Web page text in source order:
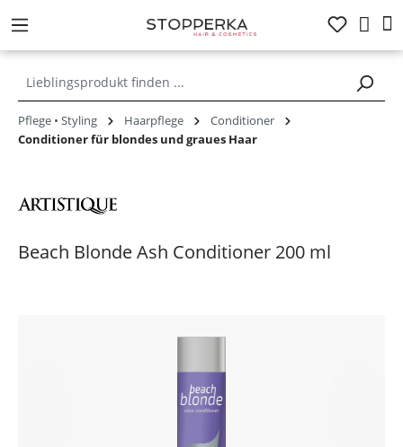
springen
Pflege • Styling Haarpflege
Conditioner
Conditioner für blondes und graues Haar
Beach Blonde Ash Conditioner 200 ml